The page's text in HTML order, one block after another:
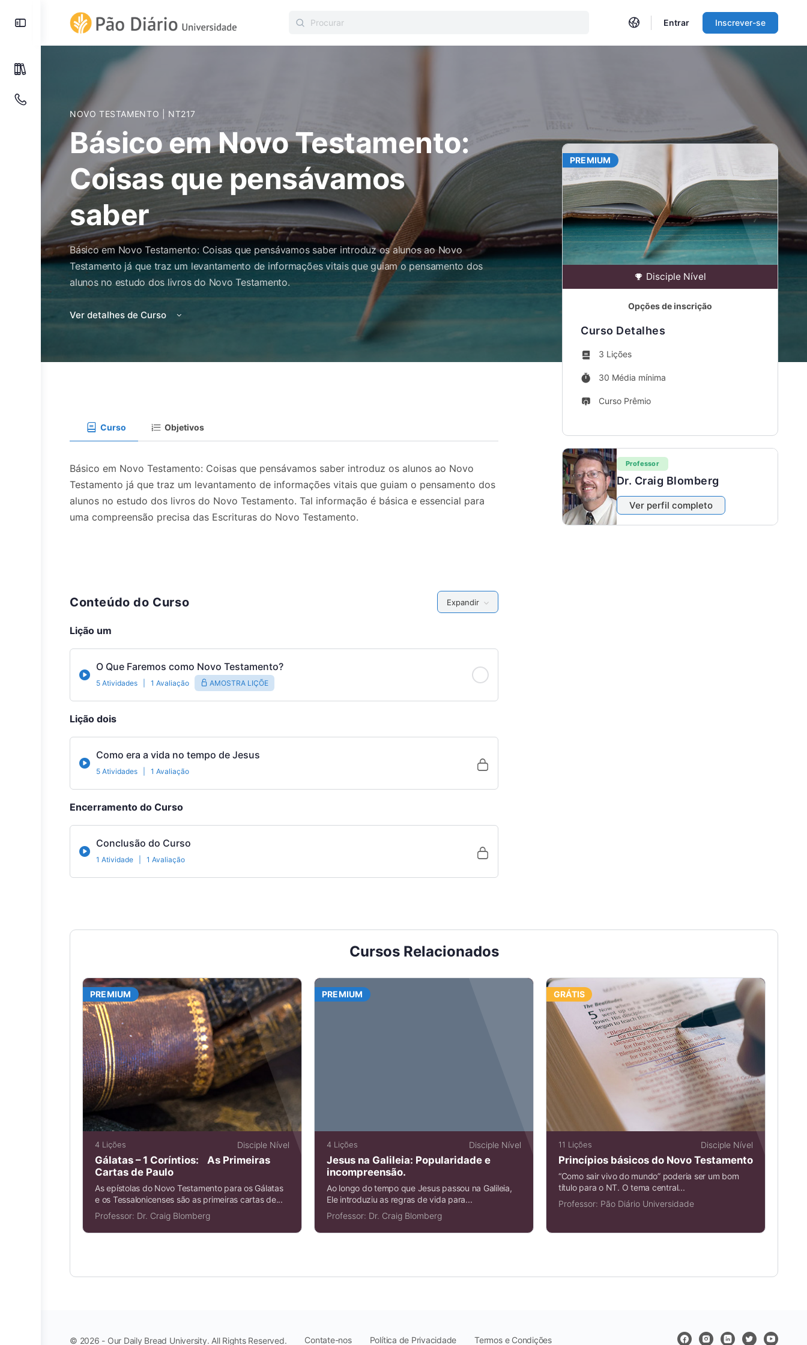
Procurar: Entrar Inscrever-se
NOVO TESTAMENTO | NT217
Básico em Novo Testamento:
Coisas que pensávamos
saber
Básico em Novo Testamento: Coisas que pensávamos saber introduz os alunos ao Novo
Testamento já que traz um levantamento de informações vitais que guiam o pensamento dos
alunos no estudo dos livros do Novo Testamento.
Ver detalhes de Curso
Curso Objetivos
Básico em Novo Testamento: Coisas que pensávamos saber introduz os alunos ao Novo
Testamento já que traz um levantamento de informações vitais que guiam o pensamento dos
alunos no estudo dos livros do Novo Testamento. Tal informação é básica e essencial para
uma compreensão precisa das Escrituras do Novo Testamento.
Conteúdo do Curso Expandir
Lição um
O Que Faremos como Novo Testamento?
5 Atividades 1 Avaliação AMOSTRA LIÇÕE
Lição dois
Como era a vida no tempo de Jesus
5 Atividades 1 Avaliação
Encerramento do Curso
Conclusão do Curso
1 Atividade 1 Avaliação
PREMIUM
Disciple Nível
Opções de inscrição
Curso Detalhes
3 Lições
30 Média mínima
Curso Prêmio
Professor
Dr. Craig Blomberg
Ver perfil completo
Cursos Relacionados
PREMIUM
4 Lições Disciple Nível
Gálatas – 1 Coríntios: As Primeiras
Cartas de Paulo
As epístolas do Novo Testamento para os Gálatas
e os Tessalonicenses são as primeiras cartas de...
Professor: Dr. Craig Blomberg
PREMIUM
4 Lições Disciple Nível
Jesus na Galileia: Popularidade e
incompreensão.
Ao longo do tempo que Jesus passou na Galileia,
Ele introduziu as regras de vida para...
Professor: Dr. Craig Blomberg
GRÁTIS
11 Lições Disciple Nível
Princípios básicos do Novo Testamento
“Como sair vivo do mundo” poderia ser um bom
título para o NT. O tema central...
Professor: Pão Diário Universidade
© 2026 - Our Daily Bread University. All Rights Reserved. Contate-nos Política de Privacidade Termos e Condições